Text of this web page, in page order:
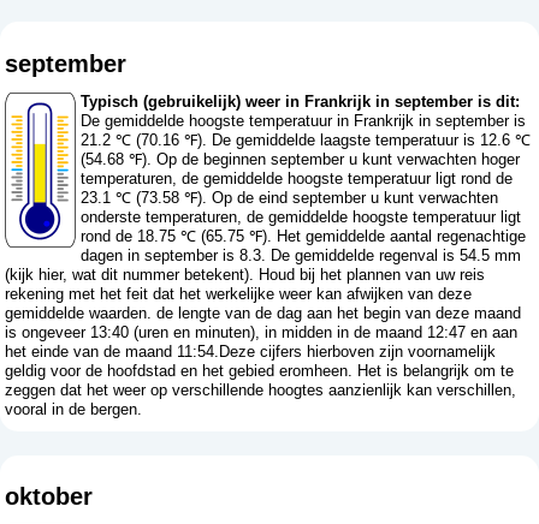
september
Typisch (gebruikelijk) weer in Frankrijk in september is dit:
De gemiddelde hoogste temperatuur in Frankrijk in september is
21.2 ℃ (70.16 ℉). De gemiddelde laagste temperatuur is 12.6 ℃
(54.68 ℉). Op de beginnen september u kunt verwachten hoger
temperaturen, de gemiddelde hoogste temperatuur ligt rond de
23.1 ℃ (73.58 ℉). Op de eind september u kunt verwachten
onderste temperaturen, de gemiddelde hoogste temperatuur ligt
rond de 18.75 ℃ (65.75 ℉). Het gemiddelde aantal regenachtige
dagen in september is 8.3. De gemiddelde regenval is 54.5 mm
(kijk hier, wat dit nummer betekent). Houd bij het plannen van uw reis
rekening met het feit dat het werkelijke weer kan afwijken van deze
gemiddelde waarden. de lengte van de dag aan het begin van deze maand
is ongeveer 13:40 (uren en minuten), in midden in de maand 12:47 en aan
het einde van de maand 11:54.Deze cijfers hierboven zijn voornamelijk
geldig voor de hoofdstad en het gebied eromheen. Het is belangrijk om te
zeggen dat het weer op verschillende hoogtes aanzienlijk kan verschillen,
vooral in de bergen.
oktober